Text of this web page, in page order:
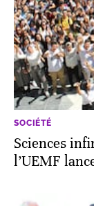
SOCIÉTÉ
Sciences
l’UEMF